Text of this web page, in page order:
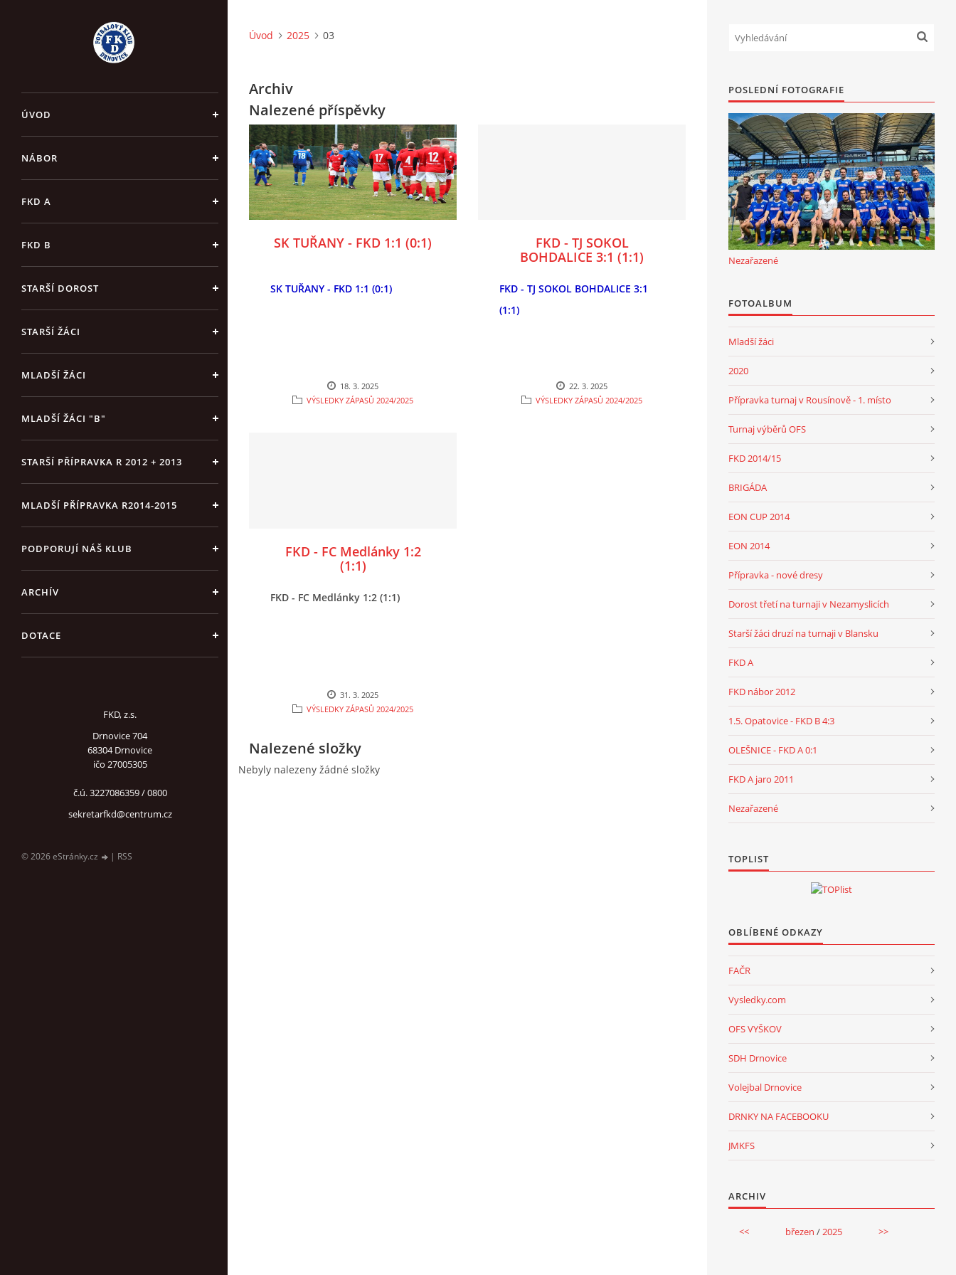
ÚVOD
NÁBOR
FKD A
FKD B
STARŠÍ DOROST
STARŠÍ ŽÁCI
MLADŠÍ ŽÁCI
MLADŠÍ ŽÁCI "B"
STARŠÍ PŘÍPRAVKA R 2012 + 2013
MLADŠÍ PŘÍPRAVKA R2014-2015
PODPORUJÍ NÁŠ KLUB
ARCHÍV
DOTACE
FKD, z.s.
Drnovice 704
68304 Drnovice
ičo 27005305
č.ú. 3227086359 / 0800
sekretarfkd@centrum.cz
© 2026 eStránky.cz | RSS
Úvod 2025 03
Archiv
Nalezené příspěvky
SK TUŘANY - FKD 1:1 (0:1)
SK TUŘANY - FKD 1:1 (0:1)
18. 3. 2025
VÝSLEDKY ZÁPASŮ 2024/2025
FKD - TJ SOKOL
BOHDALICE 3:1 (1:1)
FKD - TJ SOKOL BOHDALICE 3:1
(1:1)
22. 3. 2025
VÝSLEDKY ZÁPASŮ 2024/2025
FKD - FC Medlánky 1:2
(1:1)
FKD - FC Medlánky 1:2 (1:1)
31. 3. 2025
VÝSLEDKY ZÁPASŮ 2024/2025
Nalezené složky
Nebyly nalezeny žádné složky
POSLEDNÍ FOTOGRAFIE
Nezařazené
FOTOALBUM
Mladší žáci
2020
Přípravka turnaj v Rousínově - 1. místo
Turnaj výběrů OFS
FKD 2014/15
BRIGÁDA
EON CUP 2014
EON 2014
Přípravka - nové dresy
Dorost třetí na turnaji v Nezamyslicích
Starší žáci druzí na turnaji v Blansku
FKD A
FKD nábor 2012
1.5. Opatovice - FKD B 4:3
OLEŠNICE - FKD A 0:1
FKD A jaro 2011
Nezařazené
TOPLIST
OBLÍBENÉ ODKAZY
FAČR
Vysledky.com
OFS VYŠKOV
SDH Drnovice
Volejbal Drnovice
DRNKY NA FACEBOOKU
JMKFS
ARCHIV
<< březen /2025 >>